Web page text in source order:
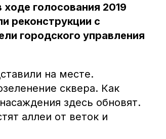
голосования 2019
реконструкции с
городского управления
на месте.
сквера. Как
здесь обновят.
аллеи от веток и